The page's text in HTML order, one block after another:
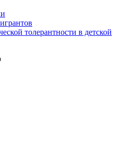
толерантности в детской